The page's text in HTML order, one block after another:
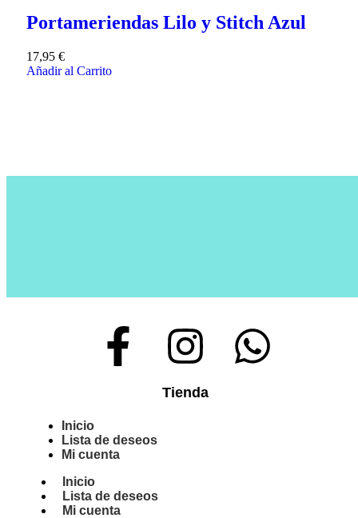
Portameriendas Lilo y Stitch Azul
17,95 €
Añadir al Carrito
Tienda
Inicio
Lista de deseos
Mi cuenta
Inicio
Lista de deseos
Mi cuenta